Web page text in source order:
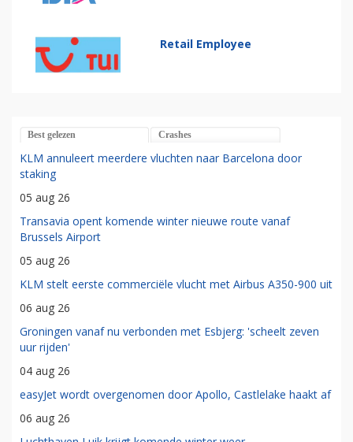
Retail Employee
Best gelezen Crashes
KLM annuleert meerdere vluchten naar Barcelona door
staking
05 aug 26
Transavia opent komende winter nieuwe route vanaf
Brussels Airport
05 aug 26
KLM stelt eerste commerciële vlucht met Airbus A350-900 uit
06 aug 26
Groningen vanaf nu verbonden met Esbjerg: 'scheelt zeven
uur rijden'
04 aug 26
easyJet wordt overgenomen door Apollo, Castlelake haakt af
06 aug 26